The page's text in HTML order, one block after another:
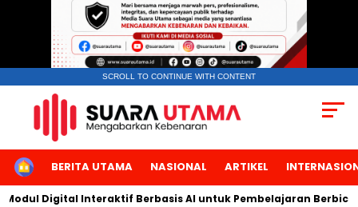
SCROLL TO CONTINUE WITH CONTENT
HOMEBERITA UTAMA NASIONAL ARTIKEL
Digital Interaktif Berbasis AI untuk Pembelajaran Berbicara